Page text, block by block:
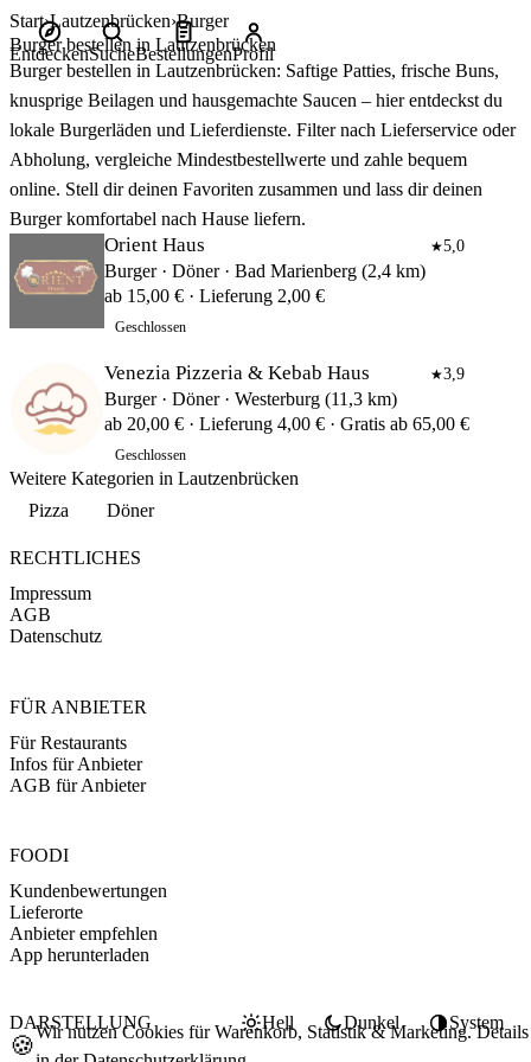
Start Lautzenbrücken Burger
Burger bestellen in Lautzenbrücken
Burger bestellen in Lautzenbrücken: Saftige Patties, frische Buns,
knusprige Beilagen und hausgemachte Saucen – hier entdeckst du
lokale Burgerläden und Lieferdienste. Filter nach Lieferservice oder
Abholung, vergleiche Mindestbestellwerte und zahle bequem
online. Stell dir deinen Favoriten zusammen und lass dir deinen
Burger komfortabel nach Hause liefern.
Orient Haus ★5,0
Burger · Döner · Bad Marienberg (2,4 km)
ab 15,00 € · Lieferung 2,00 €
Geschlossen
Venezia Pizzeria & Kebab Haus ★3,9
Burger · Döner · Westerburg (11,3 km)
ab 20,00 € · Lieferung 4,00 € · Gratis ab 65,00 €
Geschlossen
Weitere Kategorien in Lautzenbrücken
Pizza
Döner
RECHTLICHES
Impressum
AGB
Datenschutz
FÜR ANBIETER
Für Restaurants
Infos für Anbieter
AGB für Anbieter
FOODI
Kundenbewertungen
Lieferorte
Anbieter empfehlen
App herunterladen
DARSTELLUNG Hell Dunkel System
EntdeckenSucheBestellungenProfil
🍪Wir nutzen Cookies für Warenkorb, Statistik & Marketing. Details